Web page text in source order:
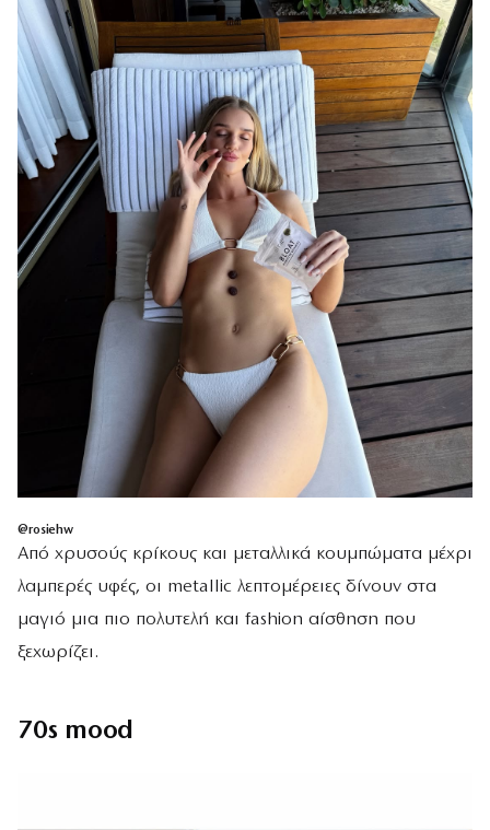
@rosiehw
Από χρυσούς κρίκους και μεταλλικά κουμπώματα μέχρι
λαμπερές υφές, οι metallic λεπτομέρειες δίνουν στα
μαγιό μια πιο πολυτελή και fashion αίσθηση που
ξεχωρίζει.
70s mood